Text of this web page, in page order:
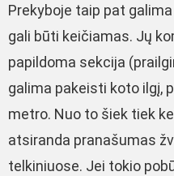
Prekyboje taip pat
gali būti keičiamas. Jų
papildoma sekcija
galima pakeisti koto ilgį,
metro. Nuo to šiek tiek
atsiranda pranašumas
telkiniuose. Jei tokio